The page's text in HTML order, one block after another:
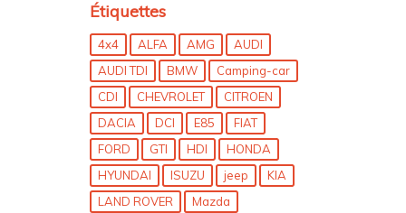
Étiquettes
4x4 ALFA AMG
AUDI
AUDI TDI
BMW
Camping-car
CDI
CHEVROLET
CITROEN
DACIA
DCI E85
FIAT
FORD
GTI HDI
HONDA
HYUNDAI
ISUZU jeep
KIA
LAND ROVER
Mazda